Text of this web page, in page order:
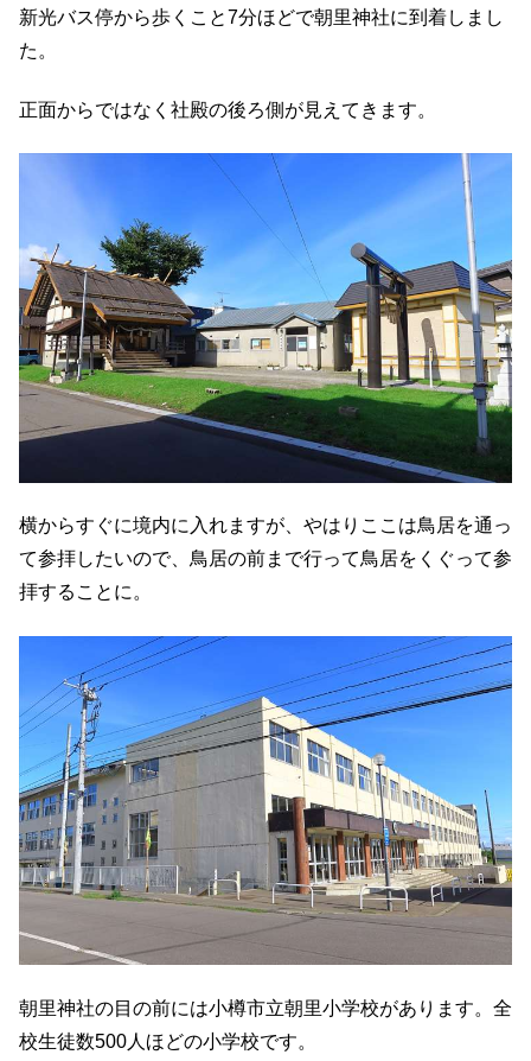
新光バス停から歩くこと7分ほどで朝里神社に到着しまし
た。
正面からではなく社殿の後ろ側が見えてきます。
横からすぐに境内に入れますが、やはりここは鳥居を通っ
て参拝したいので、鳥居の前まで行って鳥居をくぐって参
拝することに。
朝里神社の目の前には小樽市立朝里小学校があります。全
校生徒数500人ほどの小学校です。